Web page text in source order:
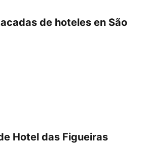
de hoteles en São
Hotel das Figueiras